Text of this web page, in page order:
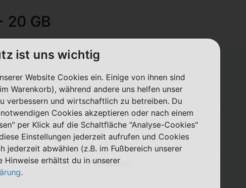
20 GB
Mbit/s)
Anschlusspreis
Versandkosten
Einmalig
Grundgebühr | pro Monat
Pro Monat
ist uns wichtig
Website Cookies ein. Einige von ihnen sind
Warenkorb), während andere uns helfen unser
verbessern und wirtschaftlich zu betreiben. Du
Cookies akzeptieren oder nach einem
per Klick auf die Schaltfläche "Analyse-Cookies"
Einstellungen jederzeit aufrufen und Cookies
jederzeit abwählen (z.B. im Fußbereich unserer
Hinweise erhältst du in unserer
.